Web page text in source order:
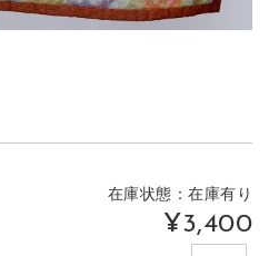
在庫状態：在庫有り
¥3,400